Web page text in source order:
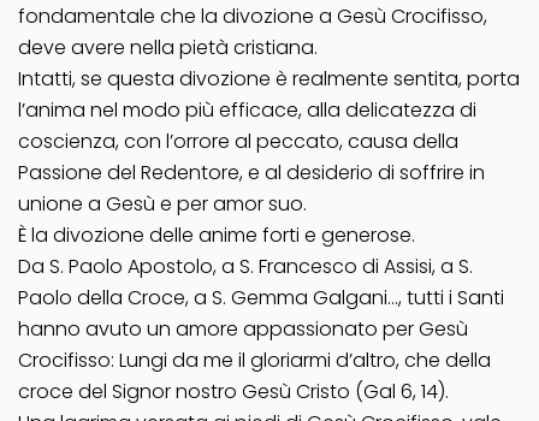
fondamentale che la divozione a Gesù Crocifisso,
deve avere nella pietà cristiana.
Intatti, se questa divozione è realmente sentita, porta
l’anima nel modo più efficace, alla delicatezza di
coscienza, con l’orrore al peccato, causa della
Passione del Redentore, e al desiderio di soffrire in
unione a Gesù e per amor suo.
È la divozione delle anime forti e generose.
Da S. Paolo Apostolo, a S. Francesco di Assisi, a S.
Paolo della Croce, a S. Gemma Galgani…, tutti i Santi
hanno avuto un amore appassionato per Gesù
Crocifisso: Lungi da me il gloriarmi d’altro, che della
croce del Signor nostro Gesù Cristo (Gal 6, 14).